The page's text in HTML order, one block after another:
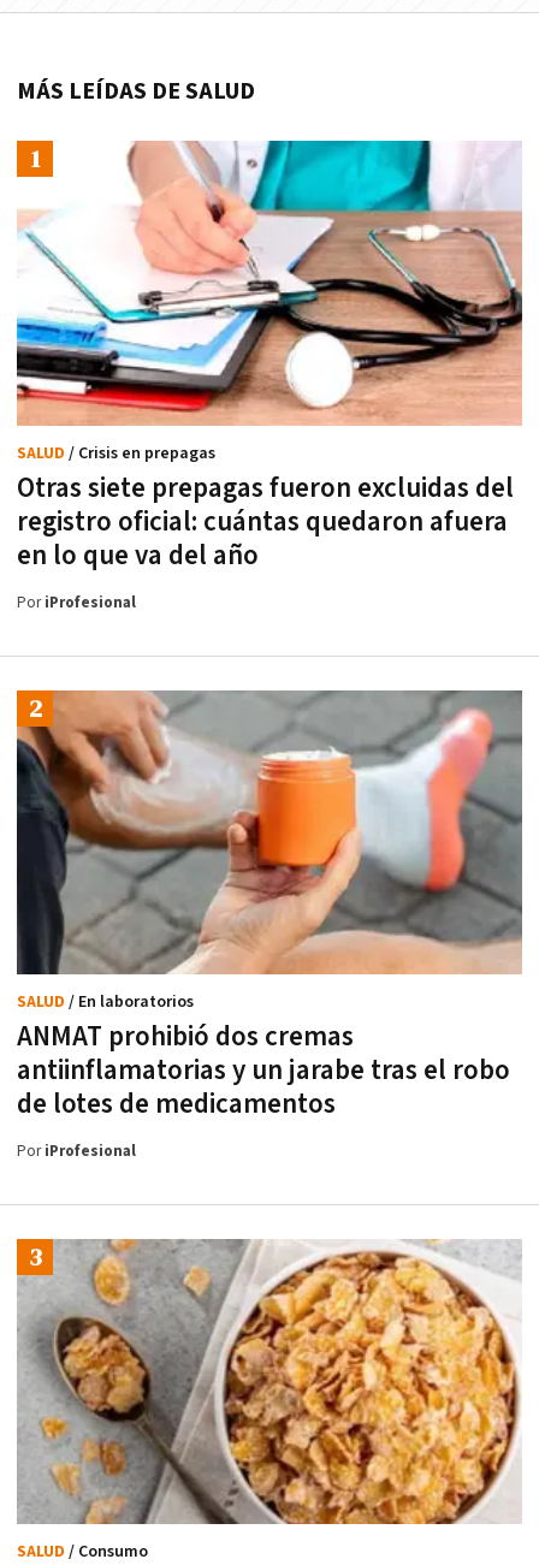
MÁS LEÍDAS DE SALUD
Otras siete prepagas fueron excluidas del
registro oficial: cuántas quedaron afuera
en lo que va del año
SALUD / Crisis en prepagas
PoriProfesional
ANMAT prohibió dos cremas
antiinflamatorias y un jarabe tras el robo
de lotes de medicamentos
SALUD / En laboratorios
PoriProfesional
SALUD / Consumo